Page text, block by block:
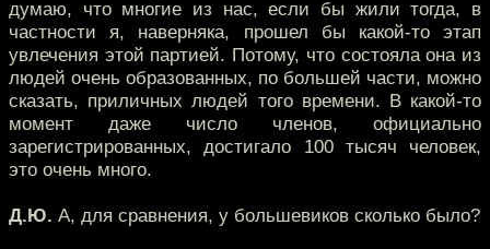
думаю, что многие из нас, если бы жили тогда, в
частности я, наверняка, прошел бы какой-то этап
увлечения этой партией. Потому, что состояла она из
людей очень образованных, по большей части, можно
сказать, приличных людей того времени. В какой-то
момент даже число членов, официально
зарегистрированных, достигало 100 тысяч человек,
это очень много.
Д.Ю. А, для сравнения, у большевиков сколько было?